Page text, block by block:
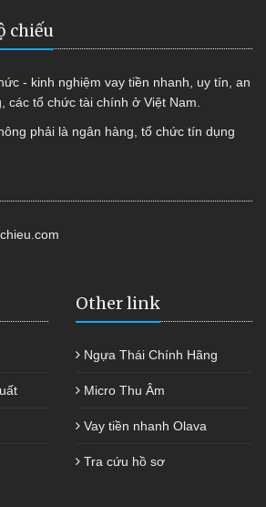
chiếu
- kinh nghiệm vay tiền nhanh, uy tín, an
các tổ chức tài chính ở Việt Nam.
phải là ngân hàng, tổ chức tín dụng
Other link
Ngựa Thái Chính Hãng
Micro Thu Âm
Vay tiền nhanh Olava
Tra cứu hồ sơ